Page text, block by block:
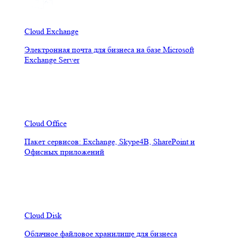
Cloud Exchange
Электронная почта для бизнеса на базе Microsoft
Exchange Server
Cloud Office
Пакет сервисов: Exchange, Skype4B, SharePoint и
Офисных приложений
Cloud Disk
Облачное файловое хранилище для бизнеса